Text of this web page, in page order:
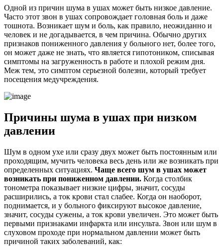
Одной из причин шума в ушах может быть низкое давление.
Часто этот звон в ушах сопровождает головная боль и даже
тошнота. Возникает шум и боль, как правило, неожиданно и
человек и не догадывается, в чем причина. Обычно других
признаков пониженного давления у больного нет, более того,
он может даже не знать, что является гипотоником, списывая
симптомы на загруженность в работе и плохой режим дня.
Меж тем, это симптом серьезной болезни, который требует
посещения медучреждения.
Причины шума в ушах при низком
давлении
Шум в одном ухе или сразу двух может быть постоянным или
проходящим, мучить человека весь день или же возникать при
определенных ситуациях. Чаще всего шум в ушах может
возникать при пониженном давлении. Когда столбик
тонометра показывает низкие цифры, значит, сосуды
расширились, а ток крови стал слабее. Когда он наоборот,
поднимается, и у больного фиксируют высокое давление,
значит, сосуды сужены, а ток крови увеличен. Это может быть
первыми признаками инфаркта или инсульта. Звон или шум в
слуховом проходе при нормальном давлении может быть
причиной таких заболеваний, как: